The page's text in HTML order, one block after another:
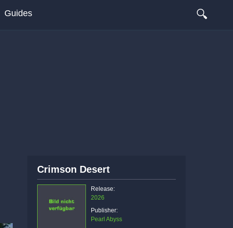
Guides 🔍
Crimson Desert
Release:
2026
Publisher:
Pearl Abyss